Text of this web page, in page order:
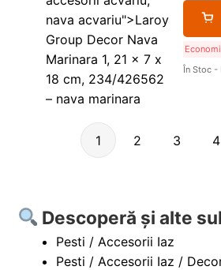
În Stoc -
1 2 3 4
Descoperă și alte
Pesti / Accesorii Iaz
Pesti / Accesorii Iaz /